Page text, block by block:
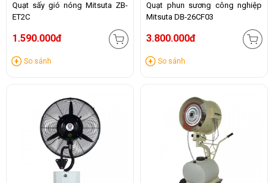
Quạt sấy gió nóng Mitsuta ZB-
ET2C
1.590.000đ
So sánh
Quạt phun sương công nghiệp
Mitsuta DB-26CF03
3.800.000đ
So sánh